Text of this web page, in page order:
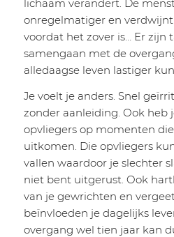
lichaam verandert. De
onregelmatiger en
voordat het zover is… Er zijn
samengaan met de
alledaagse leven lastiger
Je voelt je anders. Snel
zonder aanleiding. Ook heb
opvliegers op momenten
uitkomen. Die opvliegers
vallen waardoor je slechter
niet bent uitgerust. Ook
van je gewrichten en
beïnvloeden je dagelijks
overgang wel tien jaar kan